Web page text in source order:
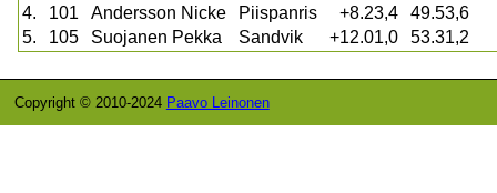
4.
101 Andersson Nicke Piispanris +8.23,4
49.53,6
5.
105 Suojanen Pekka Sandvik +12.01,0 53.31,2
Copyright © 2010-2024 Paavo Leinonen